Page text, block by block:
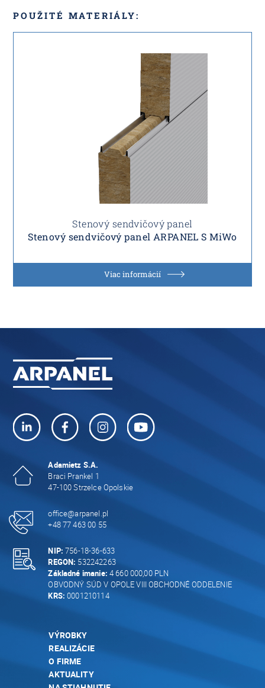
POUŽITÉ MATERIÁLY:
Stenový sendvičový panel
Stenový sendvičový panel ARPANEL S MiWo
Viac informácií
Adamietz S.A.
Braci Prankel 1
47-100 Strzelce Opolskie
office@arpanel.pl
+48 77 463 00 55
NIP: 756-18-36-633
REGON: 532242263
Základné imanie: 4 660 000,00 PLN
OBVODNÝ SÚD V OPOLE VIII OBCHODNÉ ODDELENIE
KRS: 0001210114
VÝROBKY
REALIZÁCIE
O FIRME
AKTUALITY